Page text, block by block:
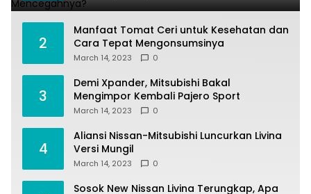
2
Manfaat Tomat Ceri untuk Kesehatan dan
Cara Tepat Mengonsumsinya
March 14, 2023 0
3
Demi Xpander, Mitsubishi Bakal
Mengimpor Kembali Pajero Sport
March 14, 2023 0
4
Aliansi Nissan-Mitsubishi Luncurkan Livina
Versi Mungil
March 14, 2023 0
Sosok New Nissan Livina Terungkap, Apa